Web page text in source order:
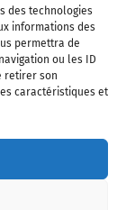
des technologies
informations des
permettra de
ou les ID
retirer son
caractéristiques et